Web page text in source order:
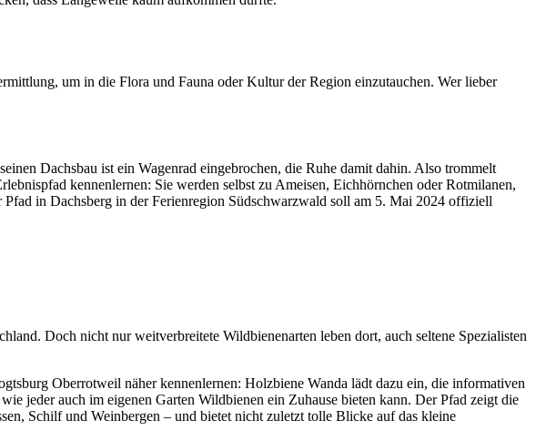
um in die Flora und Fauna oder Kultur der Region einzutauchen. Wer lieber
Dachsbau ist ein Wagenrad eingebrochen, die Ruhe damit dahin. Also trommelt
kennenlernen: Sie werden selbst zu Ameisen, Eichhörnchen oder Rotmilanen,
in Dachsberg in der Ferienregion Südschwarzwald soll am 5. Mai 2024 offiziell
Doch nicht nur weitverbreitete Wildbienenarten leben dort, auch seltene Spezialisten
Oberrotweil näher kennenlernen: Holzbiene Wanda lädt dazu ein, die informativen
jeder auch im eigenen Garten Wildbienen ein Zuhause bieten kann. Der Pfad zeigt die
Schilf und Weinbergen – und bietet nicht zuletzt tolle Blicke auf das kleine